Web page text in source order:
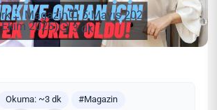
Magazin
5 Mayıs 2021
2025)
3 dk
Okuma: ~3 dk #Magazin